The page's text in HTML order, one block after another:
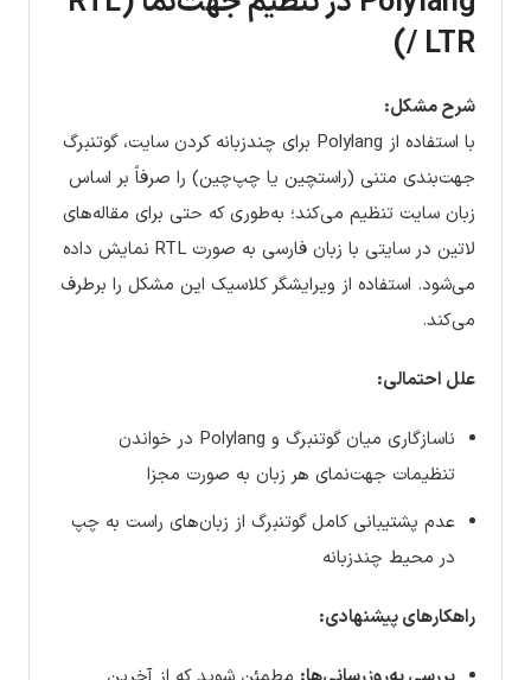
/ LTR)
شرح مشکل:
با استفاده از Polylang برای چندزبانه کردن سایت، گوتنبرگ
جهت‌بندی متنی (راستچین یا چپ‌چین) را صرفاً بر اساس
زبان سایت تنظیم می‌کند؛ به‌طوری که حتی برای مقاله‌های
لاتین در سایتی با زبان فارسی به صورت RTL نمایش داده
می‌شود. استفاده از ویرایشگر کلاسیک این مشکل را برطرف
می‌کند.
علل احتمالی:
ناسازگاری میان گوتنبرگ و Polylang در خواندن
تنظیمات جهت‌نمای هر زبان به صورت مجزا
عدم پشتیبانی کامل گوتنبرگ از زبان‌های راست به چپ
در محیط چندزبانه
راهکارهای پیشنهادی: